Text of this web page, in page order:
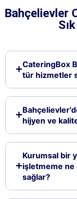
Bahçelievler
CateringBox
tür hizmetler
hijyen ve
Kurumsal bir
işletmeme ne
sağlar?